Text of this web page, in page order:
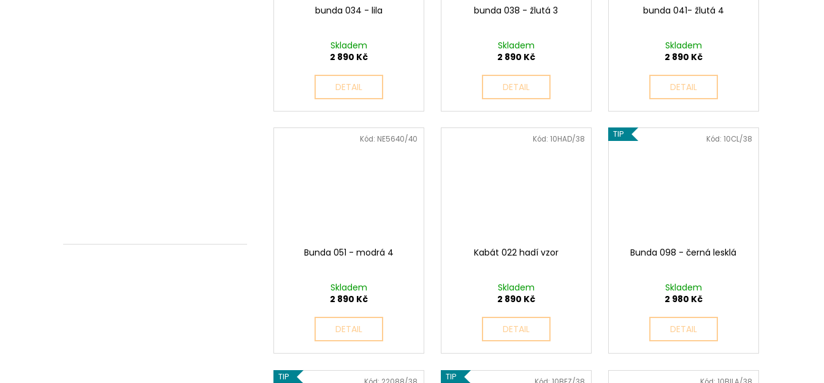
bunda 034 - lila
Skladem
2 890 Kč
DETAIL
bunda 038 - žlutá 3
Skladem
2 890 Kč
DETAIL
bunda 041- žlutá 4
Skladem
2 890 Kč
DETAIL
Bunda 051 - modrá 4
Skladem
2 890 Kč
DETAIL
Kód: NE5640/40
Kabát 022 hadí vzor
Skladem
2 890 Kč
DETAIL
Kód: 10HAD/38 TIP
Bunda 098 - černá lesklá
Skladem
2 980 Kč
DETAIL
Kód: 10CL/38
TIP TIP